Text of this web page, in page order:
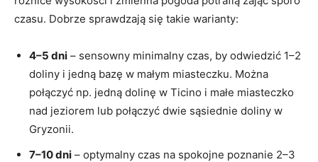
czasu. Dobrze sprawdzają się takie warianty:
4–5 dni – sensowny minimalny czas, by odwiedzić 1–2
doliny i jedną bazę w małym miasteczku. Można
połączyć np. jedną dolinę w Ticino i małe miasteczko
nad jeziorem lub połączyć dwie sąsiednie doliny w
Gryzonii.
7–10 dni – optymalny czas na spokojne poznanie 2–3